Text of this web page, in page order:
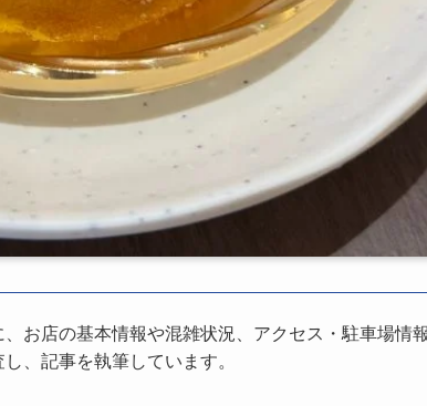
お店の基本情報や混雑状況、アクセス・駐車場情
、記事を執筆しています。